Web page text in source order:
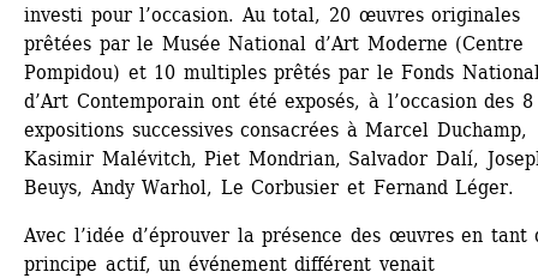
investi pour l’occasion. Au total, 20 œuvres originales
prêtées par le Musée National d’Art Moderne (Centre
Pompidou) et 10 multiples prêtés par le Fonds
d’Art Contemporain ont été exposés, à l’occasion des 8
expositions successives consacrées à Marcel Duchamp,
Kasimir Malévitch, Piet Mondrian, Salvador Dalí,
Beuys, Andy Warhol, Le Corbusier et Fernand Léger.
Avec l’idée d’éprouver la présence des œuvres en tant
principe actif, un événement différent venait